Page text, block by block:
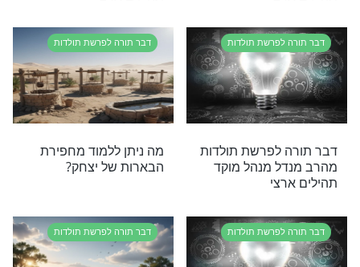
דבר תורה
מנהל מוקד
אם ירצה השם? דבר תורה
מהרב מנדל לפרשת תולדות
לפרשת תולדות דבר תורה לפרשת תולדות